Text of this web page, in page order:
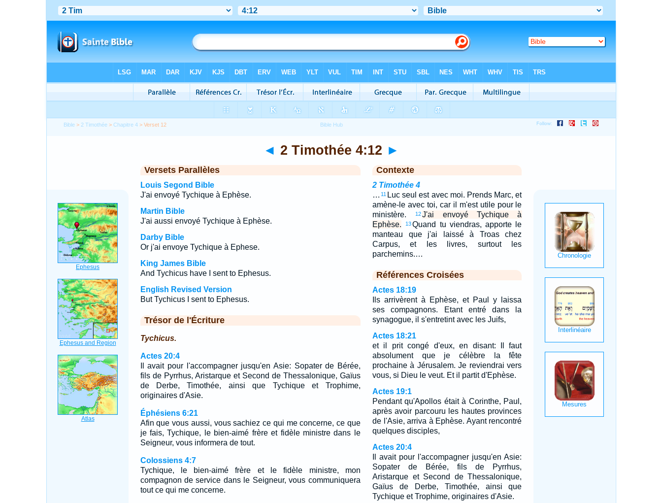
Bible > 2 Timothée >Chapitre 4 > Verset 12
◄ 2 Timothée 4:12 ►
Versets Parallèles
Louis Segond Bible
J'ai envoyé Tychique à Ephèse.
Martin Bible
J'ai aussi envoyé Tychique à Ephèse.
Darby Bible
Or j'ai envoye Tychique à Ephese.
King James Bible
And Tychicus have I sent to Ephesus.
English Revised Version
But Tychicus I sent to Ephesus.
Trésor de l'Écriture
Tychicus.
Actes 20:4
Il avait pour l'accompagner jusqu'en Asie: Sopater de Bérée,
fils de Pyrrhus, Aristarque et Second de Thessalonique, Gaïus
de Derbe, Timothée, ainsi que Tychique et Trophime,
originaires d'Asie.
Éphésiens 6:21
Afin que vous aussi, vous sachiez ce qui me concerne, ce que
je fais, Tychique, le bien-aimé frère et fidèle ministre dans le
Seigneur, vous informera de tout.
Colossiens 4:7
Tychique, le bien-aimé frère et le fidèle ministre, mon
compagnon de service dans le Seigneur, vous communiquera
tout ce qui me concerne.
Contexte
2 Timothée 4
… 11 Luc seul est avec moi. Prends Marc, et
amène-le avec toi, car il m'est utile pour le
ministère.
12J'ai envoyé Tychique à
Ephèse.
13Quand tu viendras, apporte le
manteau que j'ai laissé à Troas chez
Carpus, et les livres, surtout les
parchemins.…
Références Croisées
Actes 18:19
Ils arrivèrent à Ephèse, et Paul y laissa
ses compagnons. Etant entré dans la
synagogue, il s'entretint avec les Juifs,
Actes 18:21
et il prit congé d'eux, en disant: Il faut
absolument que je célèbre la fête
prochaine à Jérusalem. Je reviendrai vers
vous, si Dieu le veut. Et il partit d'Ephèse.
Actes 19:1
Pendant qu'Apollos était à Corinthe, Paul,
après avoir parcouru les hautes provinces
de l'Asie, arriva à Ephèse. Ayant rencontré
quelques disciples,
Actes 20:4
Il avait pour l'accompagner jusqu'en Asie:
Sopater de Bérée, fils de Pyrrhus,
Aristarque et Second de Thessalonique,
Gaïus de Derbe, Timothée, ainsi que
Tychique et Trophime, originaires d'Asie.